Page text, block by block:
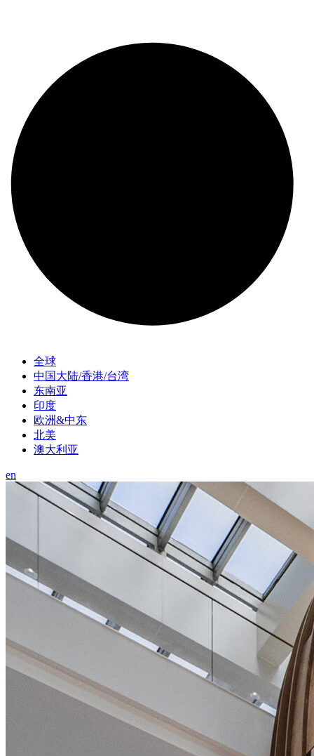
全球
中国大陆/香港/台湾
东南亚
印度
欧洲&中东
北美
澳大利亚
en